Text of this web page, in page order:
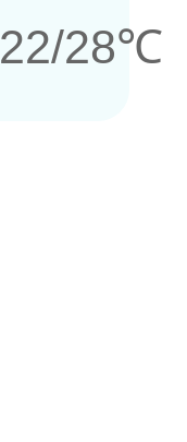
22/28℃